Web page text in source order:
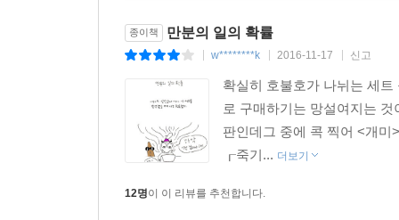
야만스러운 탐정들
장미의 이름 움베르토 에코 | 이윤기 옮김
1327년, 영국의 수도사 윌리엄은 모종의 임무
연쇄 살인이 [묵시록]에 예언된 그대로 벌어진
열쇠를 쥔 책은 연기처럼 사라지고 밤마다 유령
● 1981년 스트레가상, 1982년 메디치상, 1982
종이책 만분의 일의 확률
w********k 2016-11-17 신고
확실히 호불호가 나뉘는 세
로 구매하기는 망설여지는
판인데그 중에 콕 찍어 <개미
┎죽기... 더보기
12명이 이 리뷰를 추천합니다.